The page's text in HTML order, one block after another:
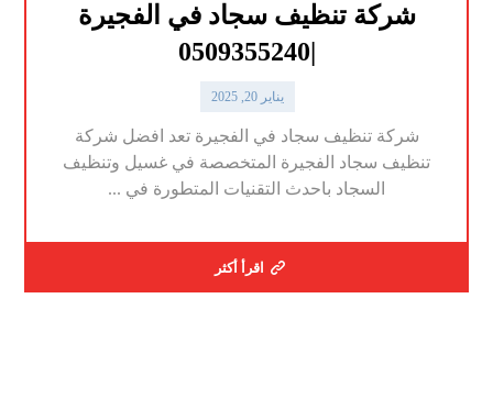
شركة تنظيف سجاد في الفجيرة
يناير 20, 2025
شركة تنظيف سجاد في الفجيرة تعد افضل شركة
تنظيف سجاد الفجيرة المتخصصة في غسيل وتنظيف
السجاد باحدث التقنيات المتطورة في ...
اقرأ أكثر